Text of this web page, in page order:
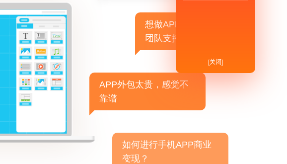
想做APP，但没有技术
团队支持
APP外包太贵，感觉不
靠谱
如何进行手机APP商业
变现？
[关闭]